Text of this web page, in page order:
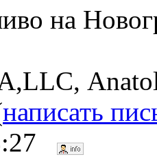
на
написать